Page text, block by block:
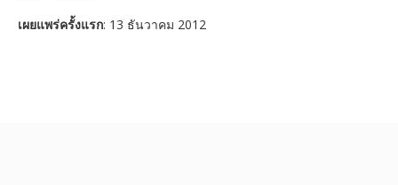
เผยแพร่ครั้งแรก: 13 ธันวาคม 2012